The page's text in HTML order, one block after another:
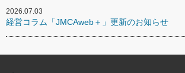
2026.07.03
経営コラム「JMCAweb＋」更新のお知らせ